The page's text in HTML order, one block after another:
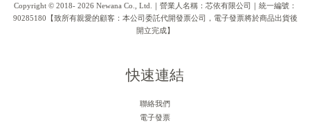
Copyright © 2018- 2026 Newana Co., Ltd.｜營業人名稱：芯依有限公司｜統一編號：
90285180【致所有親愛的顧客：本公司委託代開發票公司，電子發票將於商品出貨後
開立完成】
快速連結
聯絡我們
電子發票